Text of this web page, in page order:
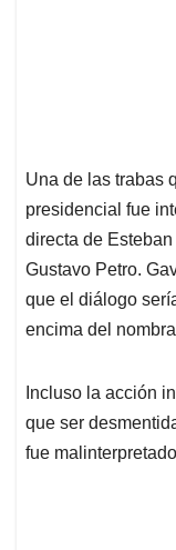
Una de las trabas
presidencial fue
directa de
Gustavo Petro.
que el diálogo
encima del
Incluso la acción
que ser
fue